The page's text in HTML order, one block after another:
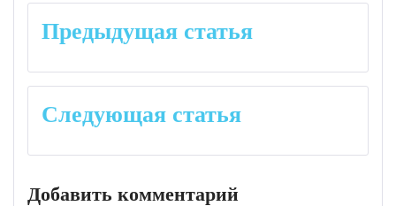
поПредыдущая статья
Следующая статья
Добавить комментарий